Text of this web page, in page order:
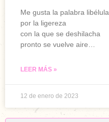
Me gusta la palabra libélula
por la ligereza
con la que se deshilacha
pronto se vuelve aire…
LEER MÁS »
12 de enero de 2023